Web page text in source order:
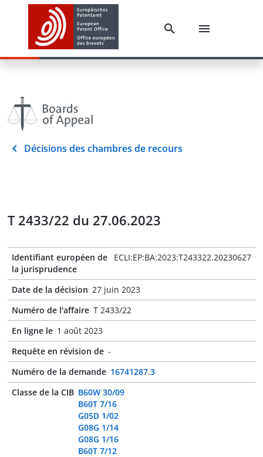
Décisions des chambres de recours
T 2433/22 du 27.06.2023
Identifiant européen de
la jurisprudence
ECLI:EP:BA:2023:T243322.20230627
Date de la décision 27 juin 2023
Numéro de l'affaire T 2433/22
En ligne le 1 août 2023
Requête en révision de -
Numéro de la demande 16741287.3
Classe de la CIB B60W 30/09
B60T 7/16
G05D 1/02
G08G 1/14
G08G 1/16
B60T 7/12